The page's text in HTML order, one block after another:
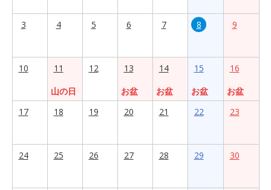
3 4 5 6 7 8 9
10
11
山の日
12
13
お盆
14
お盆
15
お盆
16
お盆
17
18 19 20 21 22 23
24 25 26 27 28 29 30